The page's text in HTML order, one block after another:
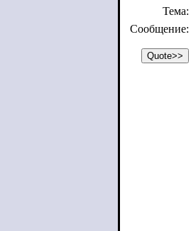
Тема:
Сообщение: